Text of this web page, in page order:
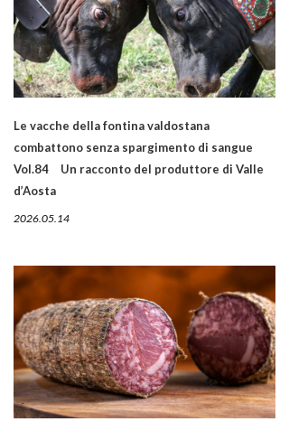
Le vacche della fontina valdostana
combattono senza spargimento di sangue
Vol.84 Un racconto del produttore di Valle
d’Aosta
2026.05.14